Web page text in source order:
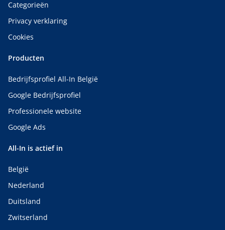
Categorieën
Privacy verklaring
Cookies
Producten
Bedrijfsprofiel All-In België
Google Bedrijfsprofiel
Professionele website
Google Ads
All-In is actief in
België
Nederland
Duitsland
Zwitserland